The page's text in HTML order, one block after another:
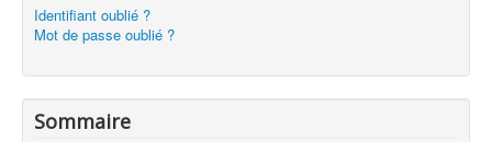
Identifiant oublié ?
Mot de passe oublié ?
Sommaire